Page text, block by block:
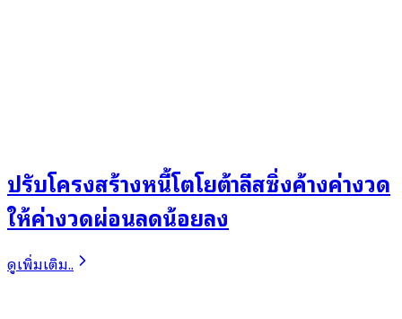
ปรับโครงสร้างหนี้โตโยต้าลีสซิ่งค้างค่างวด
ให้ค่างวดผ่อนลดน้อยลง
ดูเพิ่มเติม..